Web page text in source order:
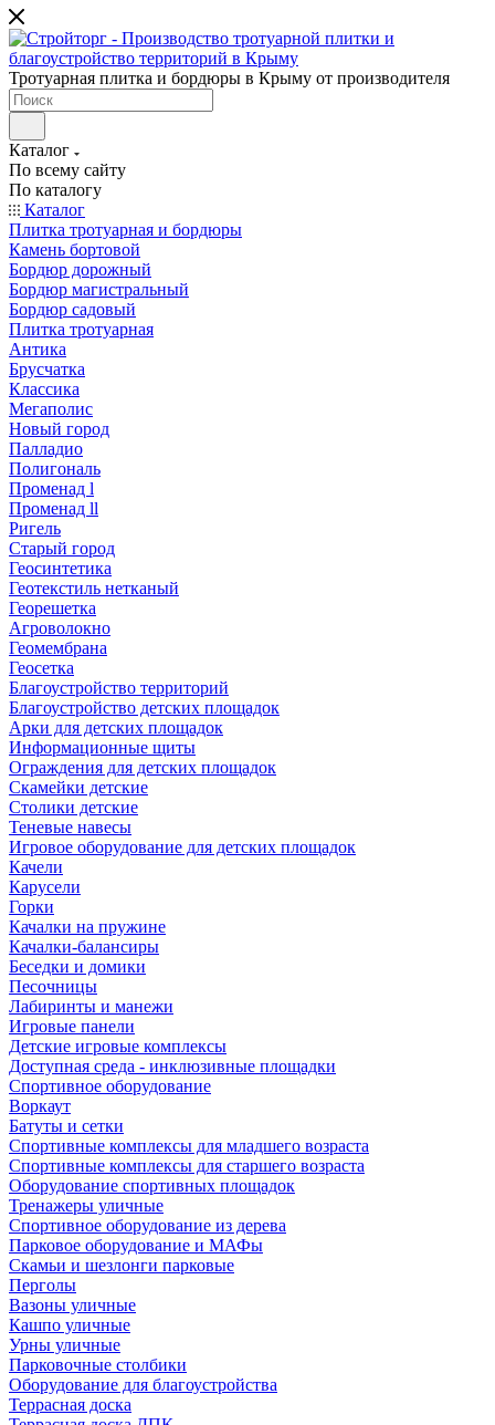
Тротуарная плитка и бордюры в Крыму от производителя
Каталог
По всему сайту
По каталогу
Каталог
Плитка тротуарная и бордюры
Камень бортовой
Бордюр дорожный
Бордюр магистральный
Бордюр садовый
Плитка тротуарная
Антика
Брусчатка
Классика
Мегаполис
Новый город
Палладио
Полигональ
Променад l
Променад ll
Ригель
Старый город
Геосинтетика
Геотекстиль нетканый
Георешетка
Агроволокно
Геомембрана
Геосетка
Благоустройство территорий
Благоустройство детских площадок
Арки для детских площадок
Информационные щиты
Ограждения для детских площадок
Скамейки детские
Столики детские
Теневые навесы
Игровое оборудование для детских площадок
Качели
Карусели
Горки
Качалки на пружине
Качалки-балансиры
Беседки и домики
Песочницы
Лабиринты и манежи
Игровые панели
Детские игровые комплексы
Доступная среда - инклюзивные площадки
Спортивное оборудование
Воркаут
Батуты и сетки
Спортивные комплексы для младшего возраста
Спортивные комплексы для старшего возраста
Оборудование спортивных площадок
Тренажеры уличные
Спортивное оборудование из дерева
Парковое оборудование и МАФы
Скамьи и шезлонги парковые
Перголы
Вазоны уличные
Кашпо уличные
Урны уличные
Парковочные столбики
Оборудование для благоустройства
Террасная доска